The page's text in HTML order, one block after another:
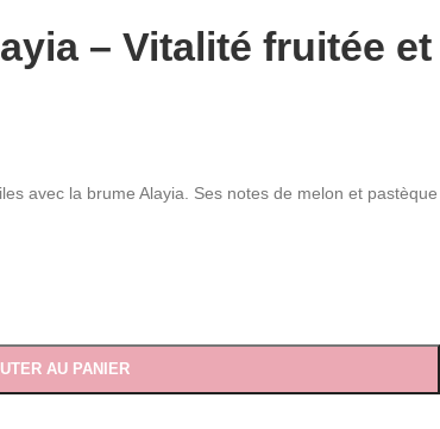
– Vitalité fruitée et
avec la brume Alayia. Ses notes de melon et pastèque
AU PANIER